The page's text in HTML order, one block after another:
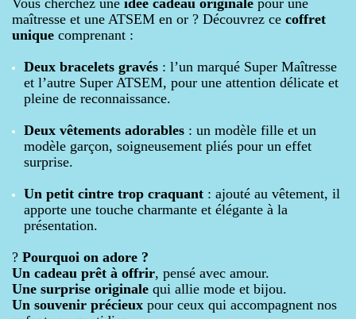
Vous cherchez une idée cadeau originale pour une
maîtresse et une ATSEM en or ? Découvrez ce coffret
unique comprenant :
Deux bracelets gravés : l’un marqué Super Maîtresse
et l’autre Super ATSEM, pour une attention délicate et
pleine de reconnaissance.
Deux vêtements adorables : un modèle fille et un
modèle garçon, soigneusement pliés pour un effet
surprise.
Un petit cintre trop craquant : ajouté au vêtement, il
apporte une touche charmante et élégante à la
présentation.
? Pourquoi on adore ?
Un cadeau prêt à offrir, pensé avec amour.
Une surprise originale qui allie mode et bijou.
Un souvenir précieux pour ceux qui accompagnent nos